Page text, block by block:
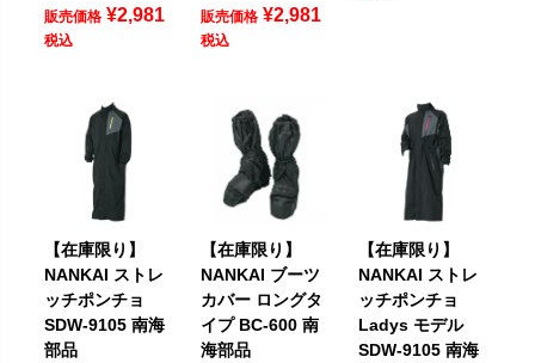
販売価格 ¥2,981
税込
販売価格 ¥2,981
税込
【在庫限り】
NANKAI ストレ
ッチポンチョ
SDW-9105 南海
部品
【在庫限り】
NANKAI ブーツ
カバー ロングタ
イプ BC-600 南
海部品
【在庫限り】
NANKAI ストレ
ッチポンチョ
Ladys モデル
SDW-9105 南海